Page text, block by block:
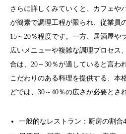
さらに詳しくみていくと、カフェや
が簡素で調理工程が限られ、従業員
15～20％程度です。一方、居酒屋や
広いメニューや複雑な調理プロセス
合は、20～30％が適していると言わ
こだわりのある料理を提供する、本
どでは、30～40％の広さが必要とさ
一般的なレストラン：厨房の割合